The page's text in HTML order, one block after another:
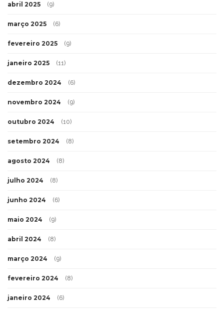
abril 2025 (9)
março 2025 (6)
fevereiro 2025 (9)
janeiro 2025 (11)
dezembro 2024 (6)
novembro 2024 (9)
outubro 2024 (10)
setembro 2024 (8)
agosto 2024 (8)
julho 2024 (8)
junho 2024 (6)
maio 2024 (9)
abril 2024 (8)
março 2024 (9)
fevereiro 2024 (8)
janeiro 2024 (6)